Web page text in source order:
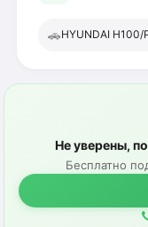
🚗HYUNDAI H100/
Не уверены,
Бесплатно